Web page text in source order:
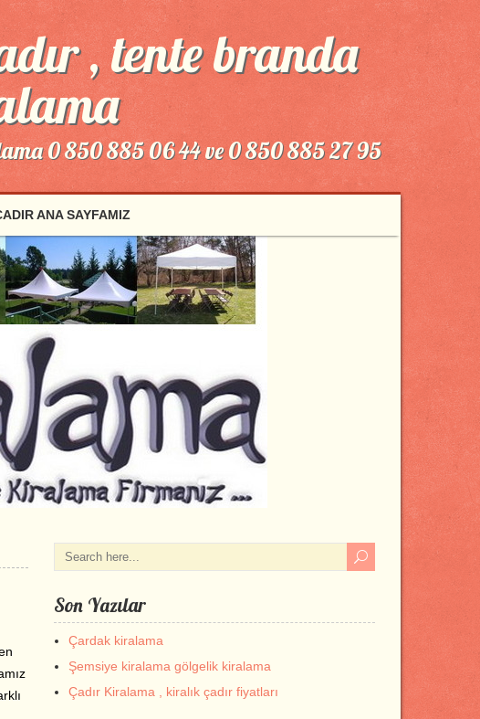
, tente branda
0 850 885 06 44 ve 0 850 885 27 95
ANA SAYFAMIZ
Son Yazılar
Çardak kiralama
Şemsiye kiralama gölgelik kiralama
Çadır Kiralama , kiralık çadır fiyatları